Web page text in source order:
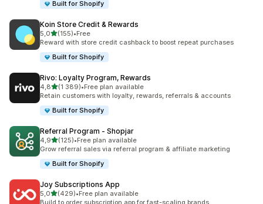
Built for Shopify
Koin Store Credit & Rewards
5,0na 5 gwiazdek
(155)
Łączna liczba recenzji: 155
•Free
Reward with store credit cashback to boost repeat purchases
Built for Shopify
Rivo: Loyalty Program, Rewards
4,8na 5 gwiazdek
(1 389)
Łączna liczba recenzji: 1389
•Free plan available
Retain customers with loyalty, rewards, referrals & accounts
Built for Shopify
Referral Program ‑ Shopjar
4,9na 5 gwiazdek
(125)
Łączna liczba recenzji: 125
•Free plan available
Grow referral sales via referral program & affiliate marketing
Built for Shopify
Joy Subscriptions App
5,0na 5 gwiazdek
(429)
Łączna liczba recenzji: 429
•Free plan available
Build to order subscription app for fast-scaling brands